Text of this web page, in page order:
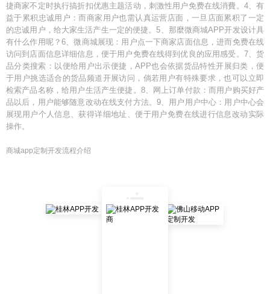
捷商家不定时执行搞折扣优惠主题活动，刺激性用户免费在线消費。4、有
益于累积忠诚用户：而商家用户也需认真运营店面，一旦店面累积了一定
的忠诚用户，给大家生活产生一定的便捷。5、那麼微商城APP开发设计具
有什么作用呢？6、微商城展现：用户点一下商家店面信息，进而免费在线
访问到店面信息详细信息，便于用户免费在线得到优良的应用感受。7、货
品分类搜索：以便给用户出示便捷，APP也会依据货品特性开展归类，便
于用户挑选适合的货品频道开展访问，倘若用户有特殊要求，也可以立即
检索产品名称，给用户生活产生便捷。8、网上订单付款：而用户购买好产
品以后，用户能够随意改动在线支付方法。9、用户用户中心：用户中心会
展现用户个人信息、获得详细地址、便于用户免费在线进行信息改动实际
操作。
商城app定制开发流程介绍